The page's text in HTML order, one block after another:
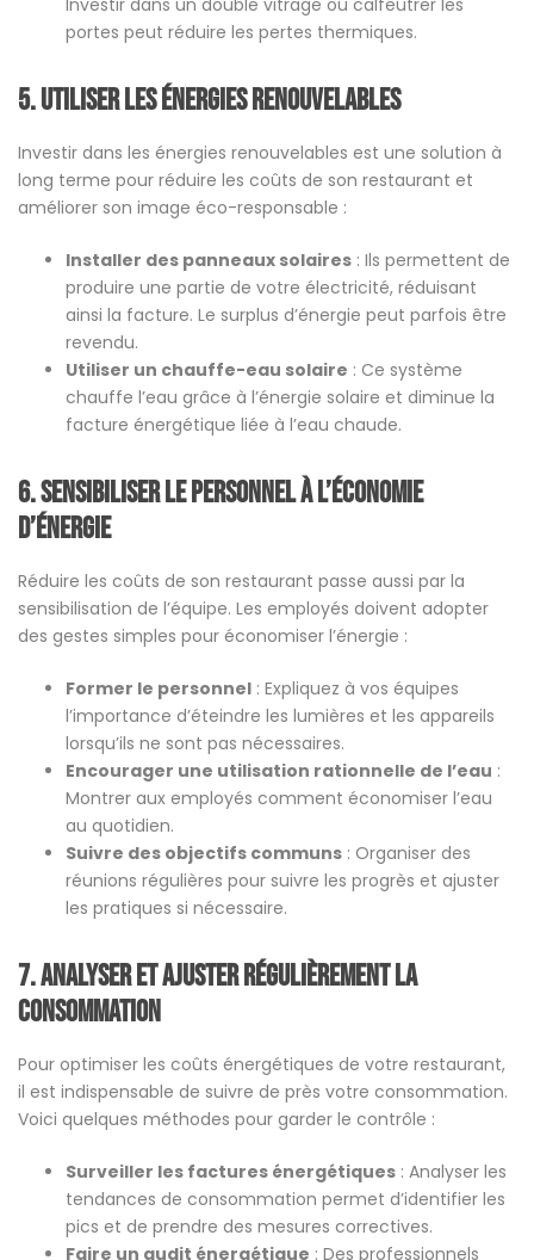
Investir dans un double vitrage ou calfeutrer les
portes peut réduire les pertes thermiques.
5.Utiliser les énergies renouvelables
Investir dans les énergies renouvelables est une solution à
long terme pour réduire les coûts de son restaurant et
améliorer son image éco-responsable :
Installer des panneaux solaires : Ils permettent de
produire une partie de votre électricité, réduisant
ainsi la facture. Le surplus d’énergie peut parfois être
revendu.
Utiliser un chauffe-eau solaire : Ce système
chauffe l’eau grâce à l’énergie solaire et diminue la
facture énergétique liée à l’eau chaude.
6.Sensibiliser le personnel à l’économie
d’énergie
Réduire les coûts de son restaurant passe aussi par la
sensibilisation de l’équipe. Les employés doivent adopter
des gestes simples pour économiser l’énergie :
Former le personnel : Expliquez à vos équipes
l’importance d’éteindre les lumières et les appareils
lorsqu’ils ne sont pas nécessaires.
Encourager une utilisation rationnelle de l’eau :
Montrer aux employés comment économiser l’eau
au quotidien.
Suivre des objectifs communs : Organiser des
réunions régulières pour suivre les progrès et ajuster
les pratiques si nécessaire.
7.Analyser et ajuster régulièrement la
consommation
Pour optimiser les coûts énergétiques de votre restaurant,
il est indispensable de suivre de près votre consommation.
Voici quelques méthodes pour garder le contrôle :
Surveiller les factures énergétiques : Analyser les
tendances de consommation permet d’identifier les
pics et de prendre des mesures correctives.
Faire un audit énergétique : Des professionnels